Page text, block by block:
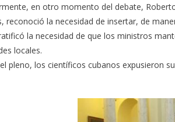
en otro momento del debate,
reconoció la necesidad de insertar, de
la necesidad de que los ministros
locales.
pleno, los científicos cubanos expusieron